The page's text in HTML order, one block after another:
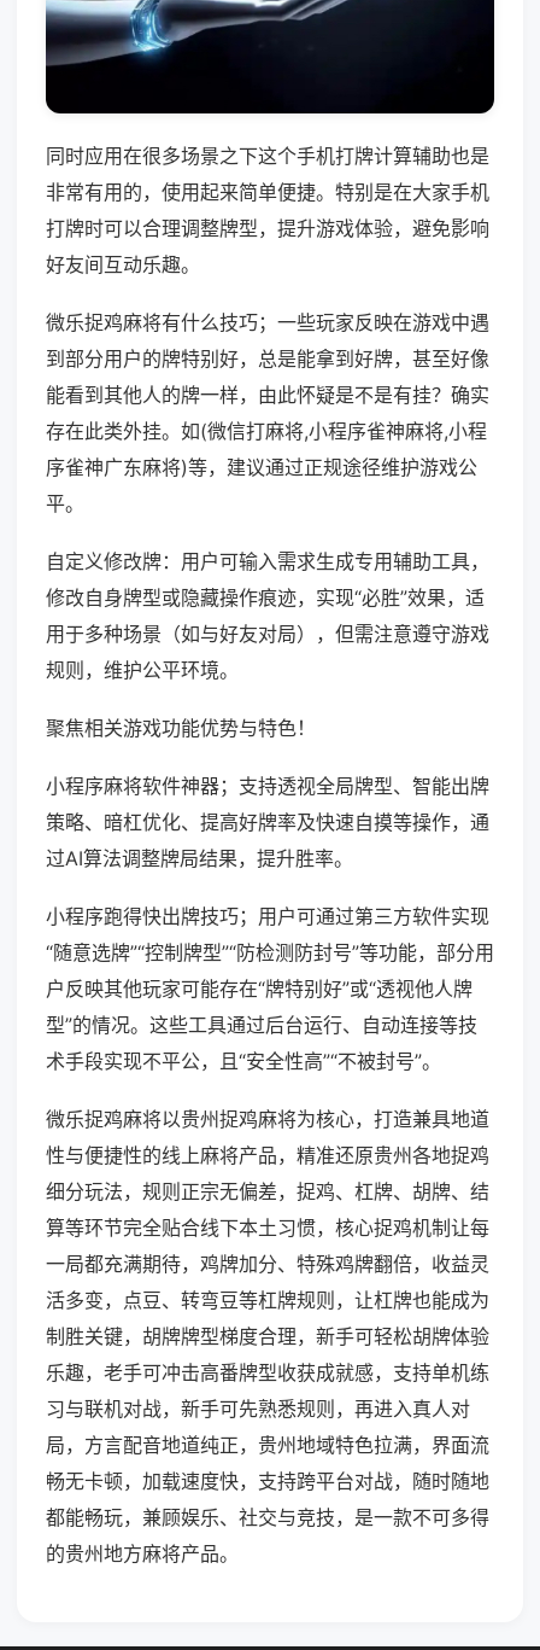
同时应用在很多场景之下这个手机打牌计算辅助也是
非常有用的，使用起来简单便捷。特别是在大家手机
打牌时可以合理调整牌型，提升游戏体验，避免影响
好友间互动乐趣。
微乐捉鸡麻将有什么技巧；一些玩家反映在游戏中遇
到部分用户的牌特别好，总是能拿到好牌，甚至好像
能看到其他人的牌一样，由此怀疑是不是有挂？确实
存在此类外挂。如(微信打麻将,小程序雀神麻将,小程
序雀神广东麻将)等，建议通过正规途径维护游戏公
平。
自定义修改牌：用户可输入需求生成专用辅助工具，
修改自身牌型或隐藏操作痕迹，实现“必胜”效果，适
用于多种场景（如与好友对局），但需注意遵守游戏
规则，维护公平环境。
聚焦相关游戏功能优势与特色！
小程序麻将软件神器；支持透视全局牌型、智能出牌
策略、暗杠优化、提高好牌率及快速自摸等操作，通
过AI算法调整牌局结果，提升胜率。
小程序跑得快出牌技巧；用户可通过第三方软件实现
“随意选牌”“控制牌型”“防检测防封号”等功能，部分用
户反映其他玩家可能存在“牌特别好”或“透视他人牌
型”的情况。这些工具通过后台运行、自动连接等技
术手段实现不平公，且“安全性高”“不被封号”。
微乐捉鸡麻将以贵州捉鸡麻将为核心，打造兼具地道
性与便捷性的线上麻将产品，精准还原贵州各地捉鸡
细分玩法，规则正宗无偏差，捉鸡、杠牌、胡牌、结
算等环节完全贴合线下本土习惯，核心捉鸡机制让每
一局都充满期待，鸡牌加分、特殊鸡牌翻倍，收益灵
活多变，点豆、转弯豆等杠牌规则，让杠牌也能成为
制胜关键，胡牌牌型梯度合理，新手可轻松胡牌体验
乐趣，老手可冲击高番牌型收获成就感，支持单机练
习与联机对战，新手可先熟悉规则，再进入真人对
局，方言配音地道纯正，贵州地域特色拉满，界面流
畅无卡顿，加载速度快，支持跨平台对战，随时随地
都能畅玩，兼顾娱乐、社交与竞技，是一款不可多得
的贵州地方麻将产品。